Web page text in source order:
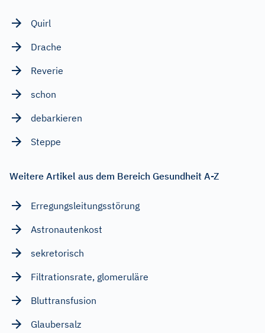
Quirl
Drache
Reverie
schon
debarkieren
Steppe
Weitere Artikel aus dem Bereich Gesundheit A-Z
Erregungsleitungsstörung
Astronautenkost
sekretorisch
Filtrationsrate, glomeruläre
Bluttransfusion
Glaubersalz